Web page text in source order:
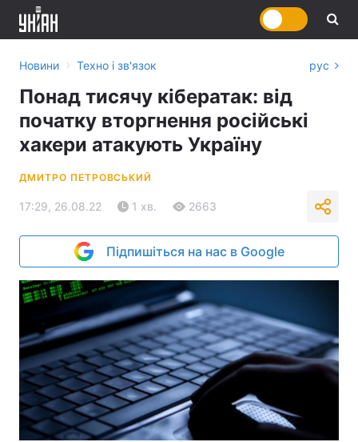
Новини › Техно і зв'язок рус
Понад тисячу кібератак: від
початку вторгнення російські
хакери атакують Україну
ДМИТРО ПЕТРОВСЬКИЙ
17:29, 26.08.22 1 хв. 2663
Підпишіться на нас в Google